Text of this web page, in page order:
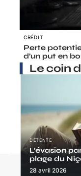
CRÉDIT
Perte
d’un put en
Le coin
DÉTENTE
L’évasion
plage du
28 avril 2026
Contact